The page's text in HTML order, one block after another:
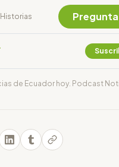
Historias
de Ecuador hoy. Podcast
Pregunta
Chevron